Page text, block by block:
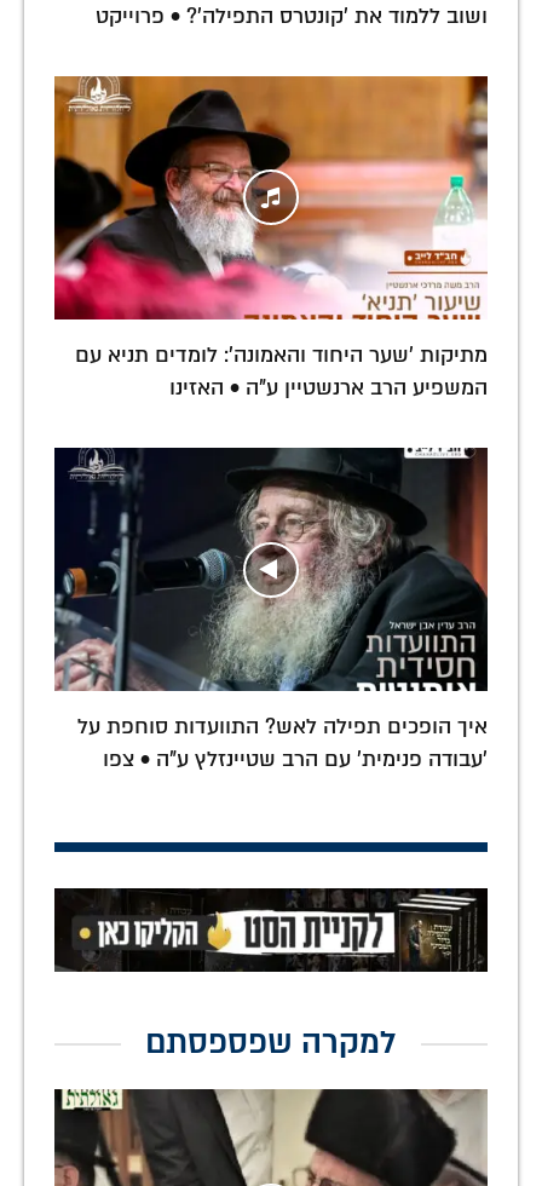
ושוב ללמוד את 'קונטרס התפילה'? • פרוייקט
מתיקות 'שער היחוד והאמונה': לומדים תניא עם
המשפיע הרב ארנשטיין ע"ה • האזינו
איך הופכים תפילה לאש? התוועדות סוחפת על
'עבודה פנימית' עם הרב שטיינזלץ ע"ה • צפו
למקרה שפספסתם